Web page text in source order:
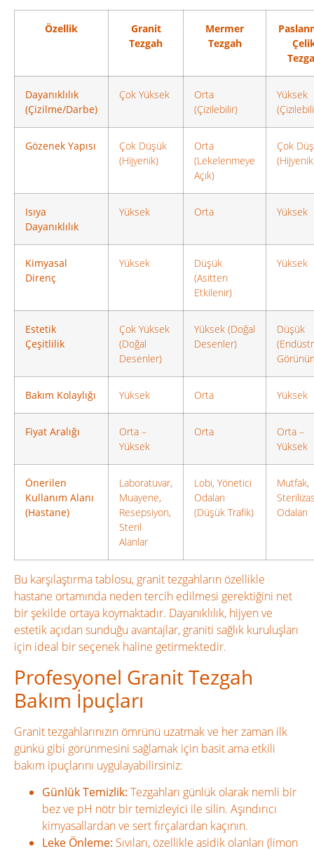
Özellik
Granit
Tezgah
Mermer
Tezgah
Dayanıklılık
(Çizilme/Darbe)
Çok Yüksek
Orta
(Çizilebilir)
Yüksek
Gözenek Yapısı
Çok Düşük
(Hijyenik)
Orta
(Lekelenmeye
Açık)
Çok
Isıya
Dayanıklılık
Yüksek Orta Yüksek
Kimyasal
Direnç
Yüksek
Düşük
(Asitten
Etkilenir)
Yüksek
Estetik
Çeşitlilik
Çok Yüksek
(Doğal
Desenler)
Yüksek (Doğal
Desenler)
Düşük
Bakım Kolaylığı Yüksek Orta Yüksek
Fiyat Aralığı
Orta –
Yüksek
Orta
Orta –
Yüksek
Önerilen
Kullanım Alanı
(Hastane)
Laboratuvar,
Muayene,
Resepsiyon,
Steril
Alanlar
Lobi, Yönetici
Odaları
(Düşük Trafik)
Mutfak,
Odaları
Bu karşılaştırma tablosu, granit tezgahların özellikle
hastane ortamında neden tercih edilmesi gerektiğini net
bir şekilde ortaya koymaktadır. Dayanıklılık, hijyen ve
estetik açıdan sunduğu avantajlar, graniti sağlık kuruluşları
için ideal bir seçenek haline getirmektedir.
Profesyonel Granit Tezgah
Bakım İpuçları
Granit tezgahlarınızın ömrünü uzatmak ve her zaman ilk
günkü gibi görünmesini sağlamak için basit ama etkili
bakım ipuçlarını uygulayabilirsiniz:
Günlük Temizlik: Tezgahları günlük olarak nemli bir
bez ve pH nötr bir temizleyici ile silin. Aşındırıcı
kimyasallardan ve sert fırçalardan kaçının.
Leke Önleme: Sıvıları, özellikle asidik olanları (limon